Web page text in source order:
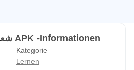
شعلة - درّب عقلك يومياً APK -Informationen
Kategorie
Lernen